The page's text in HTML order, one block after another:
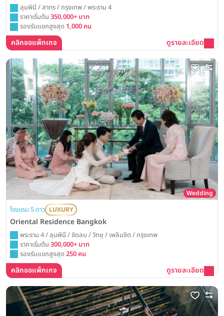
ลุมพินี / สาทร / กรุงเทพ / พระราม 4
ราคาเริ่มต้น 350,000+ บาท
รองรับแขกสูงสุด 1,000 คน
คลิกขอแพ็กเกจ ดูรายละเอียด
Wedding
โรงแรม 5 ดาว LUXURY
Oriental Residence Bangkok
พระราม 4 / ลุมพินี / ชิดลม / วิทยุ / เพลินจิต / กรุงเทพ
ราคาเริ่มต้น 300,000+ บาท
รองรับแขกสูงสุด 250 คน
คลิกขอแพ็กเกจ ดูรายละเอียด